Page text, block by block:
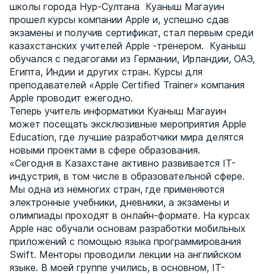
школы города Нур-Султана Куаныш Магауин
прошел курсы компании Apple и, успешно сдав
экзамены и получив сертификат, стал первым среди
казахстанских учителей Apple -тренером. Куаныш
обучался с педагогами из Германии, Ирландии, ОАЭ,
Египта, Индии и других стран. Курсы для
преподавателей «Apple Certified Trainer» компания
Apple проводит ежегодно.
Теперь учитель информатики Куаныш Магауин
может посещать эксклюзивные мероприятия Apple
Education, где лучшие разработчики мира делятся
новыми проектами в сфере образования.
«Сегодня в Казахстане активно развивается IT-
индустрия, в том числе в образовательной сфере.
Мы одна из немногих стран, где применяются
электронные учебники, дневники, а экзамены и
олимпиады проходят в онлайн-формате. На курсах
Apple нас обучали основам разработки мобильных
приложений с помощью языка программирования
Swift. Менторы проводили лекции на английском
языке. В моей группе учились, в основном, IT-